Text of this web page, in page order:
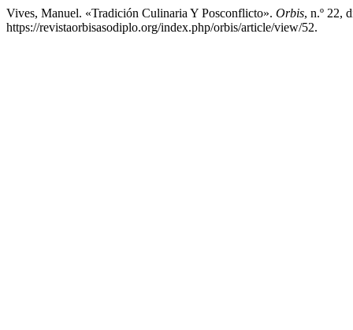
Vives, Manuel. «Tradición Culinaria Y Posconflicto». Orbis, n.º 22,
https://revistaorbisasodiplo.org/index.php/orbis/article/view/52.